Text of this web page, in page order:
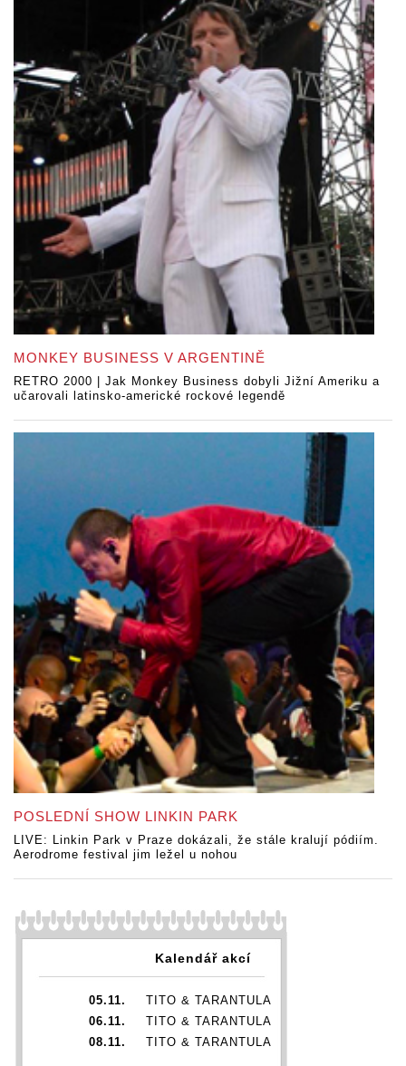
MONKEY BUSINESS V ARGENTINĚ
RETRO 2000 | Jak Monkey Business dobyli Jižní Ameriku a
učarovali latinsko-americké rockové legendě
POSLEDNÍ SHOW LINKIN PARK
LIVE: Linkin Park v Praze dokázali, že stále kralují pódiím.
Aerodrome festival jim ležel u nohou
Kalendář akcí
05.11.
TITO & TARANTULA
06.11.
TITO & TARANTULA
08.11.
TITO & TARANTULA